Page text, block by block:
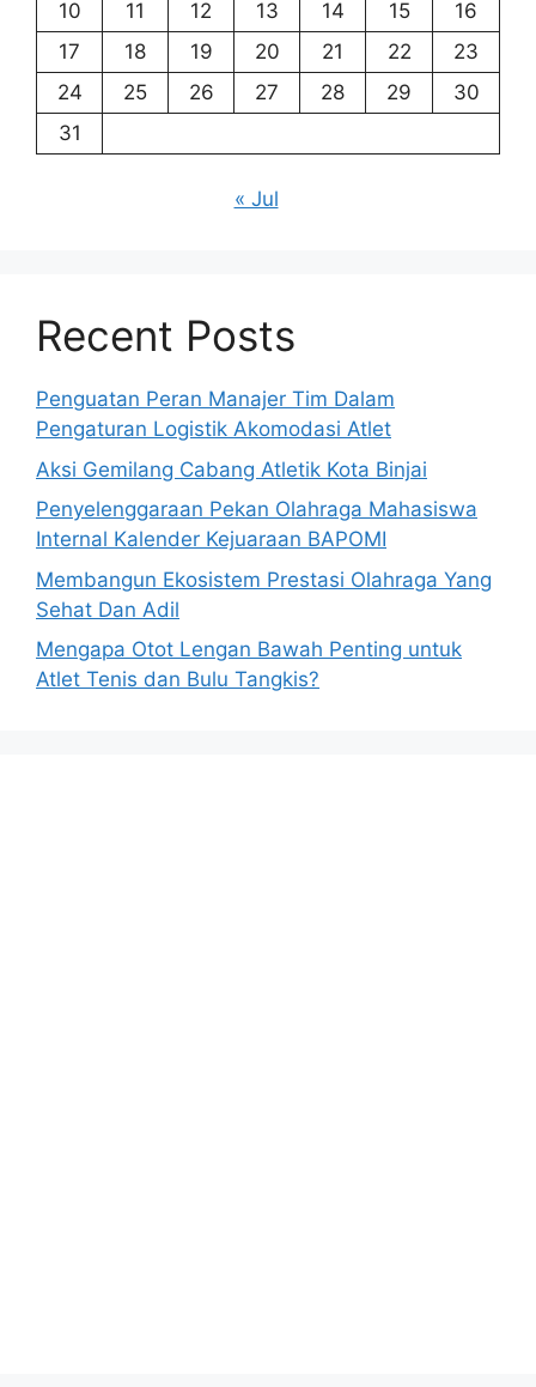
10 11 12 13 14 15
16
17
18 19 20 21 22
23
24
25 26 27 28 29
30
31
« Jul
Recent Posts
Penguatan Peran Manajer Tim Dalam
Pengaturan Logistik Akomodasi Atlet
Aksi Gemilang Cabang Atletik Kota Binjai
Penyelenggaraan Pekan Olahraga Mahasiswa
Internal Kalender Kejuaraan BAPOMI
Membangun Ekosistem Prestasi Olahraga Yang
Sehat Dan Adil
Mengapa Otot Lengan Bawah Penting untuk
Atlet Tenis dan Bulu Tangkis?